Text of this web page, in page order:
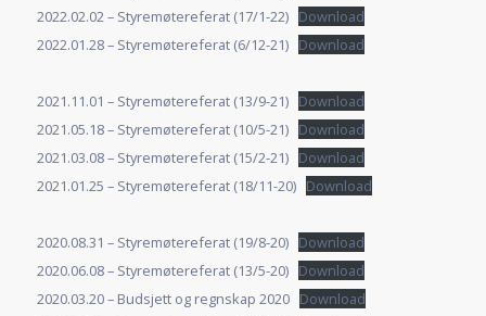
2022.02.02 – Styremøtereferat (17/1-22) Download
2022.01.28 – Styremøtereferat (6/12-21) Download
2021.11.01 – Styremøtereferat (13/9-21) Download
2021.05.18 – Styremøtereferat (10/5-21) Download
2021.03.08 – Styremøtereferat (15/2-21) Download
2021.01.25 – Styremøtereferat (18/11-20) Download
2020.08.31 – Styremøtereferat (19/8-20) Download
2020.06.08 – Styremøtereferat (13/5-20) Download
2020.03.20 – Budsjett og regnskap 2020 Download